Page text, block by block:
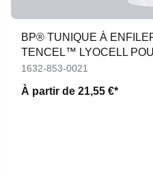
BP® TUNIQUE À
TENCEL™ LYOCELL
1632-853-0021
À partir de 21,55 €*